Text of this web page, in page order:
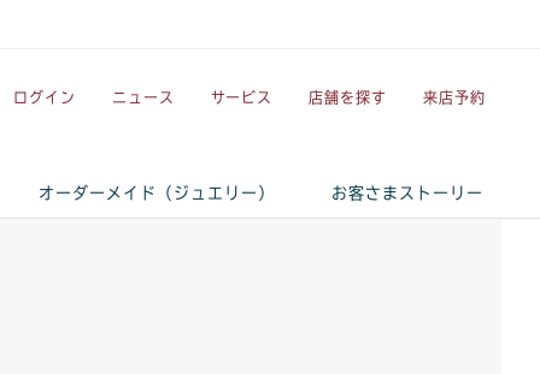
ログイン ニュース サービス 店舗を探す 来店予約
オーダーメイド（ジュエリー） お客さまストーリー